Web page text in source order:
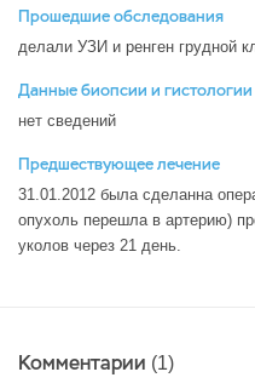
Прошедшие обследования
делали УЗИ и ренген грудной
Данные биопсии и гистологии
нет сведений
Предшествующее лечение
31.01.2012 была сделанна
опухоль перешла в артерию)
уколов через 21 день.
Комментарии (1)